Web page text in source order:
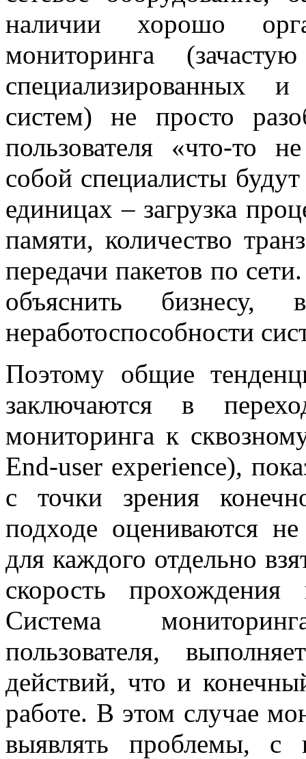
наличии хорошо
мониторинга
специализированных
систем) не просто
пользователя «что-то
собой специалисты
единицах – загрузка
памяти, количество
передачи пакетов по
объяснить
неработоспособности
Поэтому общие
заключаются в
мониторинга к
End-user experience),
с точки зрения
подходе оцениваются
для каждого отдельно
скорость прохождения
Система
пользователя,
действий, что и
работе. В этом случае
выявлять проблемы, с